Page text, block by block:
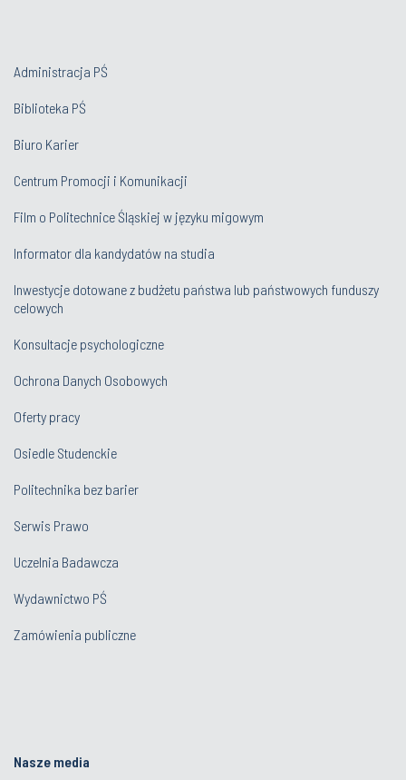
Administracja PŚ
Biblioteka PŚ
Biuro Karier
Centrum Promocji i Komunikacji
Film o Politechnice Śląskiej w języku migowym
Informator dla kandydatów na studia
Inwestycje dotowane z budżetu państwa lub państwowych funduszy
celowych
Konsultacje psychologiczne
Ochrona Danych Osobowych
Oferty pracy
Osiedle Studenckie
Politechnika bez barier
Serwis Prawo
Uczelnia Badawcza
Wydawnictwo PŚ
Zamówienia publiczne
Nasze media